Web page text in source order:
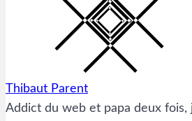
Thibaut Parent
Addict du web et papa deux fois,